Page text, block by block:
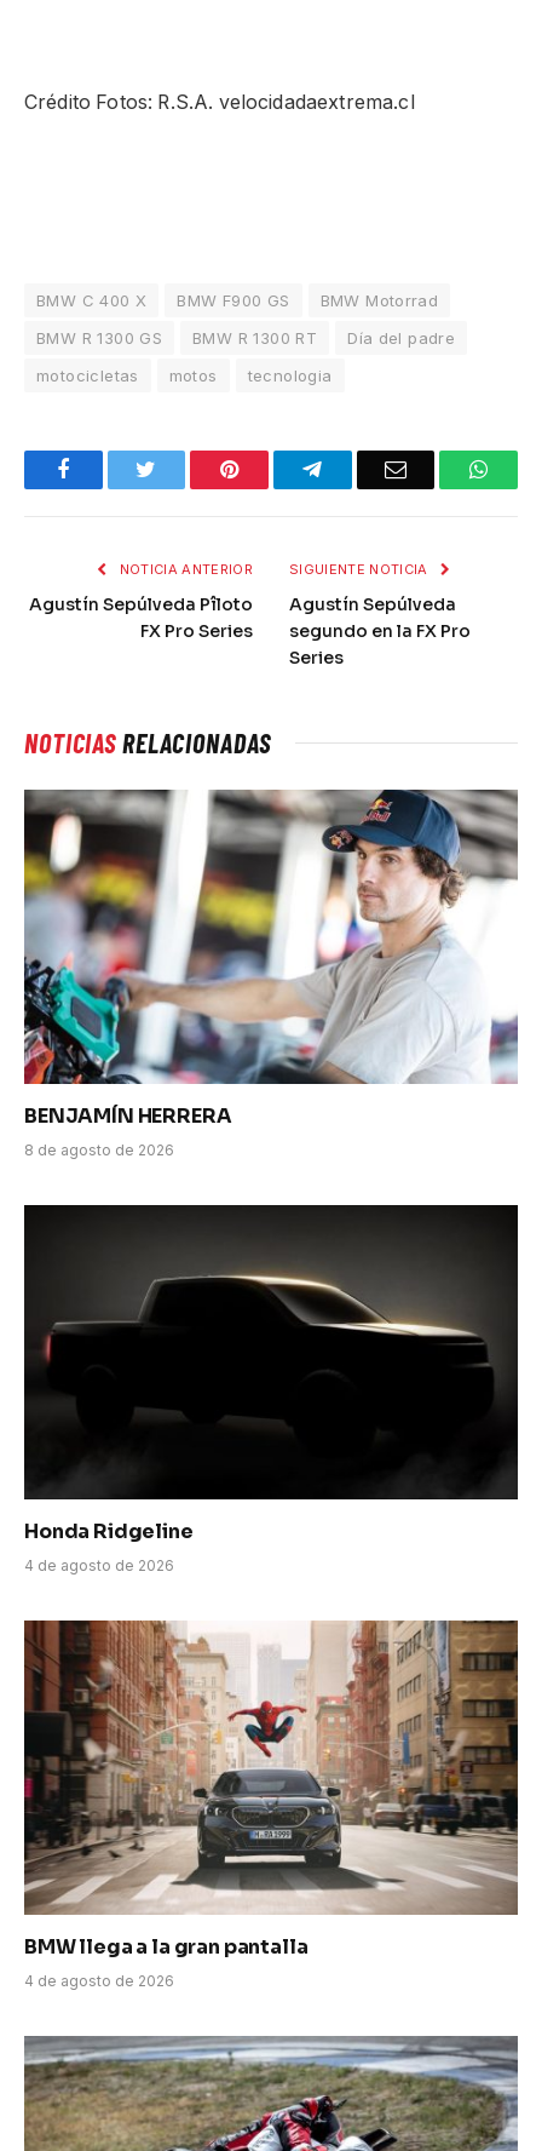
Crédito Fotos: R.S.A. velocidadaextrema.cl
BMW C 400 X BMW F900 GS
BMW Motorrad
BMW R 1300 GS
BMW R 1300 RT
Día del padre
motocicletas
motos tecnologia
Facebook Pinterest TelegramEmail
NOTICIA ANTERIOR
Agustín Sepúlveda Pîloto
FX Pro Series
SIGUIENTE NOTICIA
Agustín Sepúlveda
segundo en la FX Pro
Series
NOTICIASRELACIONADAS
BENJAMÍN HERRERA
8 de agosto de 2026
Honda Ridgeline
4 de agosto de 2026
BMW llega a la gran pantalla
4 de agosto de 2026